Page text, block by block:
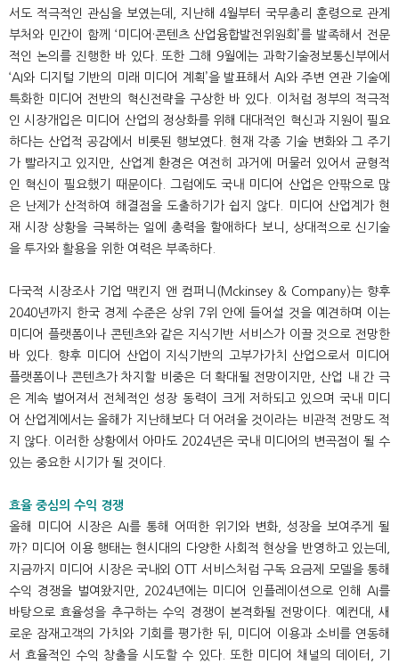
서도 적극적인 관심을 보였는데, 지난해 4월부터 국무총리 훈령으로 관계
부처와 민간이 함께 ‘미디어·콘텐츠 산업융합발전위원회’를 발족해서 전문
적인 논의를 진행한 바 있다. 또한 그해 9월에는 과학기술정보통신부에서
‘AI와 디지털 기반의 미래 미디어 계획’을 발표해서 AI와 주변 연관 기술에
특화한 미디어 전반의 혁신전략을 구상한 바 있다. 이처럼 정부의 적극적
인 시장개입은 미디어 산업의 정상화를 위해 대대적인 혁신과 지원이 필요
하다는 산업적 공감에서 비롯된 행보였다. 현재 각종 기술 변화와 그 주기
가 빨라지고 있지만, 산업계 환경은 여전히 과거에 머물러 있어서 균형적
인 혁신이 필요했기 때문이다. 그럼에도 국내 미디어 산업은 안팎으로 많
은 난제가 산적하여 해결점을 도출하기가 쉽지 않다. 미디어 산업계가 현
재 시장 상황을 극복하는 일에 총력을 할애하다 보니, 상대적으로 신기술
을 투자와 활용을 위한 여력은 부족하다.
다국적 시장조사 기업 맥킨지 앤 컴퍼니(Mckinsey & Company)는 향후
2040년까지 한국 경제 수준은 상위 7위 안에 들어설 것을 예견하며 이는
미디어 플랫폼이나 콘텐츠와 같은 지식기반 서비스가 이끌 것으로 전망한
바 있다. 향후 미디어 산업이 지식기반의 고부가가치 산업으로서 미디어
플랫폼이나 콘텐츠가 차지할 비중은 더 확대될 전망이지만, 산업 내 간 극
은 계속 벌어져서 전체적인 성장 동력이 크게 저하되고 있으며 국내 미디
어 산업계에서는 올해가 지난해보다 더 어려울 것이라는 비관적 전망도 적
지 않다. 이러한 상황에서 아마도 2024년은 국내 미디어의 변곡점이 될 수
있는 중요한 시기가 될 것이다.
효율 중심의 수익 경쟁
올해 미디어 시장은 AI를 통해 어떠한 위기와 변화, 성장을 보여주게 될
까? 미디어 이용 행태는 현시대의 다양한 사회적 현상을 반영하고 있는데,
지금까지 미디어 시장은 국내외 OTT 서비스처럼 구독 요금제 모델을 통해
수익 경쟁을 벌여왔지만, 2024년에는 미디어 인플레이션으로 인해 AI를
바탕으로 효율성을 추구하는 수익 경쟁이 본격화될 전망이다. 예컨대, 새
로운 잠재고객의 가치와 기회를 평가한 뒤, 미디어 이용과 소비를 연동해
서 효율적인 수익 창출을 시도할 수 있다. 또한 미디어 채널의 데이터, 기